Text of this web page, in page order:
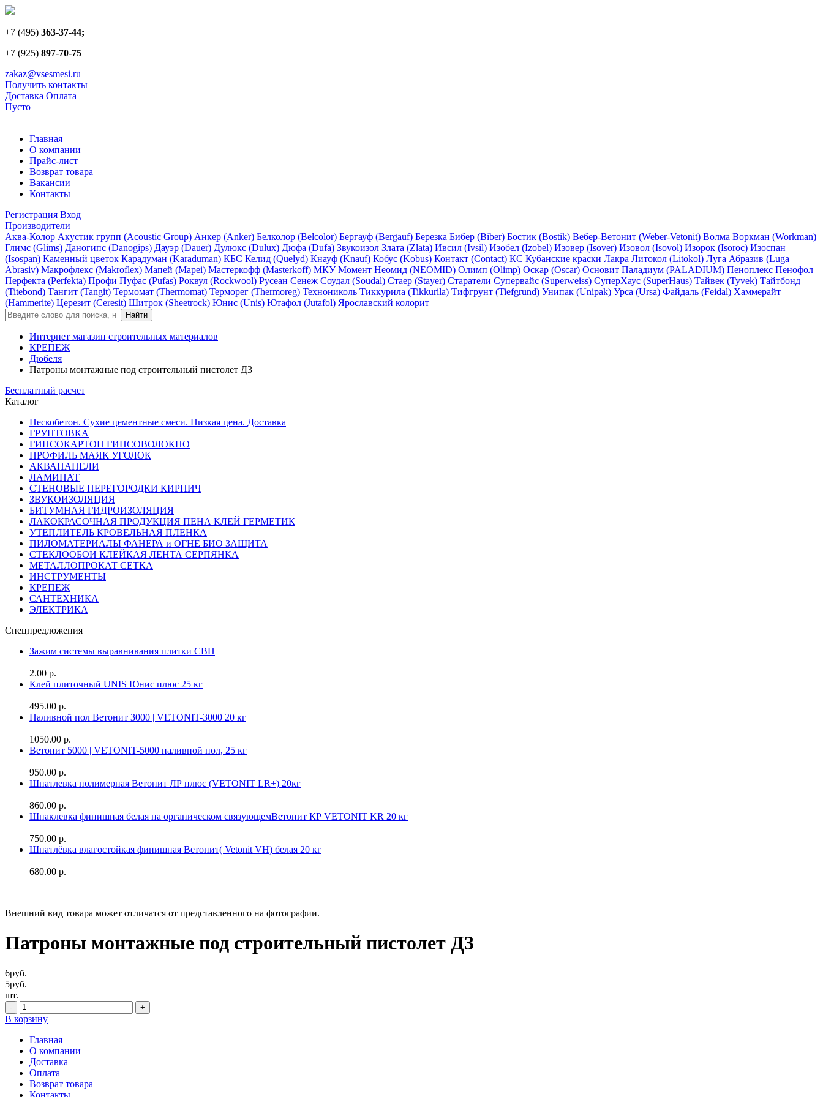
+7 (495) 363-37-44;
+7 (925) 897-70-75
zakaz@vsesmesi.ru
Получить контакты
Доставка Оплата
Пусто
Главная
О компании
Прайс-лист
Возврат товара
Вакансии
Контакты
Регистрация Вход
Производители
Аква-Колор Акустик групп (Acoustic Group) Анкер (Anker) Белколор (Belcolor) Бергауф (Bergauf) Березка Бибер (Biber) Бостик (Bostik) Вебер-Ветонит (Weber-Vetonit) Волма Воркман (Workman)
Глимс (Glims) Даногипс (Danogips) Дауэр (Dauer) Дулюкс (Dulux) Дюфа (Dufa) Звукоизол Злата (Zlata) Ивсил (Ivsil) Изобел (Izobel) Изовер (Isover) Изовол (Isovol) Изорок (Isoroc) Изоспан
(Isospan) Каменный цветок Карадуман (Karaduman) КБС Келид (Quelyd) Кнауф (Knauf) Кобус (Kobus) Контакт (Contact) КС Кубанские краски Лакра Литокол (Litokol) Луга Абразив (Luga
Abrasiv) Макрофлекс (Makroflex) Мапей (Mapei) Мастеркофф (Masterkoff) МКУ Момент Неомид (NEOMID) Олимп (Olimp) Оскар (Oscar) Основит Паладиум (PALADIUM) Пеноплекс Пенофол
Перфекта (Perfekta) Профи Пуфас (Pufas) Роквул (Rockwool) Русеан Сенеж Соудал (Soudal) Стаер (Stayer) Старатели Супервайс (Superweiss) СуперХаус (SuperHaus) Тайвек (Tyvek) Тайтбонд
(Titebond) Тангит (Tangit) Термомат (Thermomat) Терморег (Thermoreg) Технониколь Тиккурила (Tikkurila) Тифгрунт (Tiefgrund) Унипак (Unipak) Урса (Ursa) Файдаль (Feidal) Хаммерайт
(Hammerite) Церезит (Ceresit) Шитрок (Sheetrock) Юнис (Unis) Ютафол (Jutafol) Ярославский колорит
Интернет магазин строительных материалов
КРЕПЕЖ
Дюбеля
Патроны монтажные под строительный пистолет Д3
Бесплатный расчет
Каталог
Пескобетон. Сухие цементные смеси. Низкая цена. Доставка
ГРУНТОВКА
ГИПСОКАРТОН ГИПСОВОЛОКНО
ПРОФИЛЬ МАЯК УГОЛОК
АКВАПАНЕЛИ
ЛАМИНАТ
СТЕНОВЫЕ ПЕРЕГОРОДКИ КИРПИЧ
ЗВУКОИЗОЛЯЦИЯ
БИТУМНАЯ ГИДРОИЗОЛЯЦИЯ
ЛАКОКРАСОЧНАЯ ПРОДУКЦИЯ ПЕНА КЛЕЙ ГЕРМЕТИК
УТЕПЛИТЕЛЬ КРОВЕЛЬНАЯ ПЛЕНКА
ПИЛОМАТЕРИАЛЫ ФАНЕРА и ОГНЕ БИО ЗАЩИТА
СТЕКЛООБОИ КЛЕЙКАЯ ЛЕНТА СЕРПЯНКА
МЕТАЛЛОПРОКАТ СЕТКА
ИНСТРУМЕНТЫ
КРЕПЕЖ
САНТЕХНИКА
ЭЛЕКТРИКА
Спецпредложения
Зажим системы выравнивания плитки СВП
2.00 р.
Клей плиточный UNIS Юнис плюс 25 кг
495.00 р.
Наливной пол Ветонит 3000 | VETONIT-3000 20 кг
1050.00 р.
Ветонит 5000 | VETONIT-5000 наливной пол, 25 кг
950.00 р.
Шпатлевка полимерная Ветонит ЛР плюс (VETONIT LR+) 20кг
860.00 р.
Шпаклевка финишная белая на органическом связующемВетонит КР VETONIT KR 20 кг
750.00 р.
Шпатлёвка влагостойкая финишная Ветонит( Vetonit VH) белая 20 кг
680.00 р.
Внешний вид товара может отличатся от представленного на фотографии.
Патроны монтажные под строительный пистолет Д3
6руб.
5руб.
шт.
В корзину
Главная
О компании
Доставка
Оплата
Возврат товара
Контакты